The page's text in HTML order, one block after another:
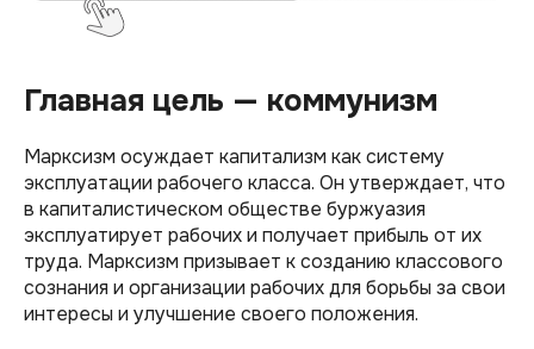
Главная цель — коммунизм
Марксизм осуждает капитализм как систему
эксплуатации рабочего класса. Он утверждает, что
в капиталистическом обществе буржуазия
эксплуатирует рабочих и получает прибыль от их
труда. Марксизм призывает к созданию классового
сознания и организации рабочих для борьбы за свои
интересы и улучшение своего положения.